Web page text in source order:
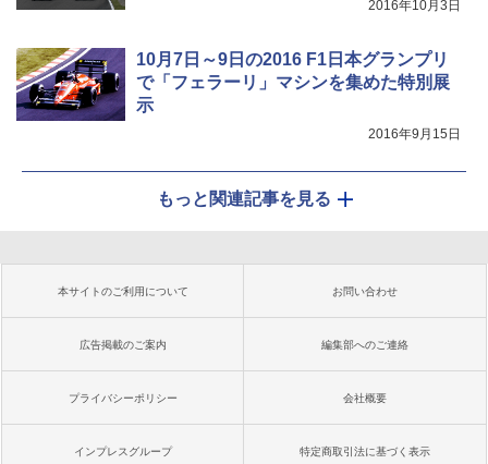
2016年10月3日
10月7日～9日の2016 F1日本グランプリ
で「フェラーリ」マシンを集めた特別展
示
2016年9月15日
もっと関連記事を見る
本サイトのご利用について お問い合わせ
広告掲載のご案内 編集部へのご連絡
プライバシーポリシー 会社概要
インプレスグループ 特定商取引法に基づく表示